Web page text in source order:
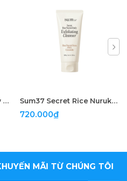
Sữa rửa mặt thuần chay Belif Super Knights Bright Toning Vegan Pack Cleanser 150ml Sum37 Secret Rice Nuruk Daily Exfoliati
720.000₫
MÃI TỪ CHÚNG TÔI